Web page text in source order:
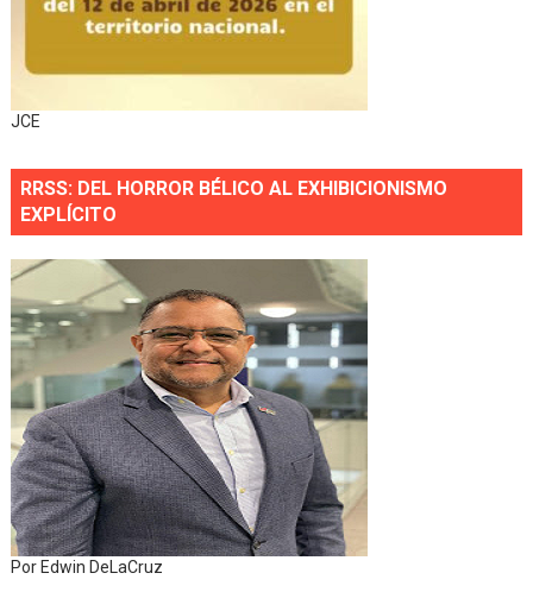
JCE
RRSS: DEL HORROR BÉLICO AL EXHIBICIONISMO
EXPLÍCITO
Por Edwin DeLaCruz